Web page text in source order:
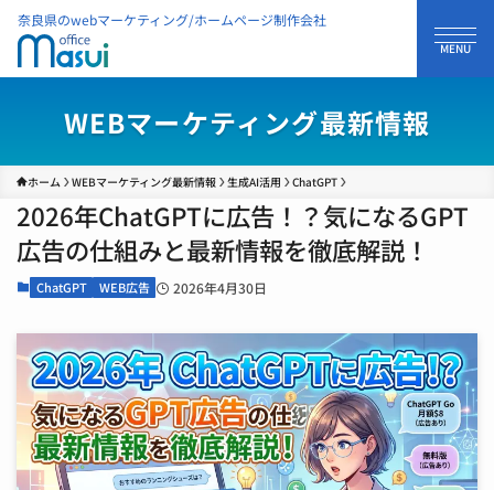
奈良県のwebマーケティング/ホームページ制作会社
WEBマーケティング最新情報
ホーム WEBマーケティング最新情報 生成AI活用 ChatGPT
2026年ChatGPTに広告！？気になるGPT
広告の仕組みと最新情報を徹底解説！
ChatGPT WEB広告 2026年4月30日